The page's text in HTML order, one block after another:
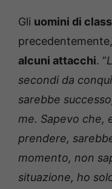
Gli uomini di
precedentemente,
alcuni attacchi. “
secondi da
sarebbe
me. Sapevo che,
prendere,
momento, non
situazione, ho